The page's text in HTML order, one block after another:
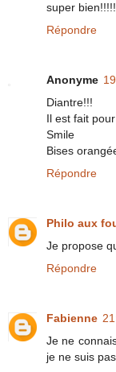
super bien!!!!!
Répondre
Anonyme
Diantre!!!
Il est fait
Smile
Bises
Répondre
Philo aux
Je propose
Répondre
Fabienne
Je ne
je ne suis